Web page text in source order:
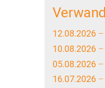
12.08.2026
10.08.2026
05.08.2026 –
16.07.2026